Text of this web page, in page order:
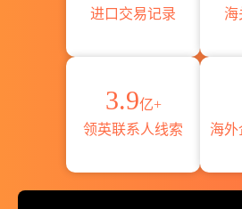
进口交易记录
海
3.9亿+
领英联系人线索
海外